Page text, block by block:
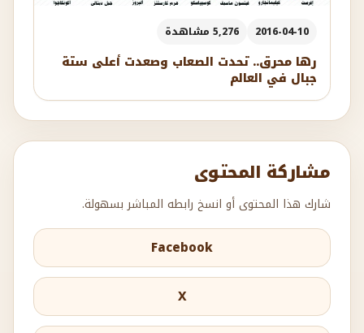
2016-04-10 5,276 مشاهدة
رها محرق.. تحدت الصعاب وصعدت أعلى ستة
جبال في العالم
مشاركة المحتوى
شارك هذا المحتوى أو انسخ رابطه المباشر بسهولة.
Facebook
X